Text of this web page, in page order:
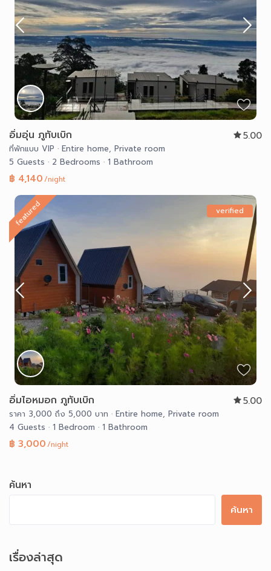
อิ่มอุ่น ภูทับเบิก 5.00
ที่พักแบบ VIP · Entire home,Private room
5 Guests· 2 Bedrooms· 1 Bathroom
฿ 4,140/night
featured verified
อิ่มไอหมอก ภูทับเบิก 5.00
ราคา 3,000 ถึง 5,000 บาท · Entire home,Private room
4 Guests· 1 Bedroom· 1 Bathroom
฿ 3,000/night
ค้นหา
ค้นหา
เรื่องล่าสุด